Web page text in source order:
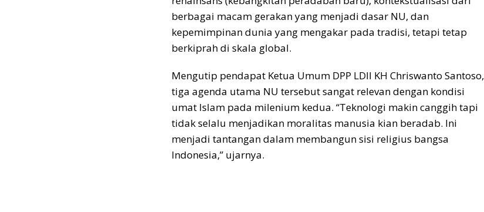
berbagai macam gerakan yang menjadi dasar NU, dan
kepemimpinan dunia yang mengakar pada tradisi, tetapi tetap
berkiprah di skala global.
Mengutip pendapat Ketua Umum DPP LDII KH Chriswanto Santoso,
tiga agenda utama NU tersebut sangat relevan dengan kondisi
umat Islam pada milenium kedua. “Teknologi makin canggih tapi
tidak selalu menjadikan moralitas manusia kian beradab. Ini
menjadi tantangan dalam membangun sisi religius bangsa
Indonesia,” ujarnya.